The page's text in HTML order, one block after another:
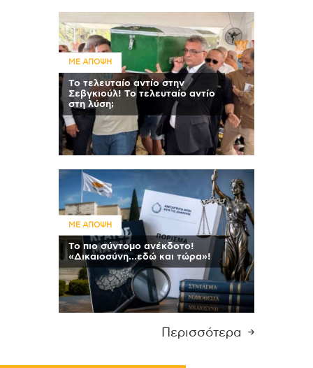
ΜΕ ΑΠΟΨΗ
Το τελευταίο αντίο στην
Σεβγκιούλ! Το τελευταίο αντίο
στη λύση;
ΜΕ ΑΠΟΨΗ
Το πιο σύντομο ανέκδοτο!
«Δικαιοσύνη…εδώ και τώρα»!
Περισσότερα